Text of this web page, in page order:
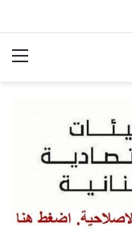
الأوسط 7 آب)